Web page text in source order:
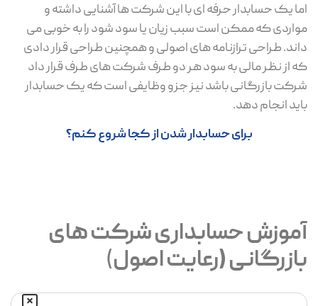
اما یک حسابدار حرفه ای با این شرکت ها آشنایی داشته و
مواردی که ممکن است سبب زیان یا سود شود را به خوبی می
داند. طراحی ترازنامه های اصولی و همچنین طراحی قرار دادی
که از نظر مالی به سود هر دو طرف شرکت های طرف قرار داد
شرکت بازرگانی باشد نیز جزو وظایفی است که یک حسابدار
باید انجام دهد.
برای حسابدار شدن از کجا شروع کنم؟
آموزش حسابداری شرکت های
بازرگانی (رعایت اصول)